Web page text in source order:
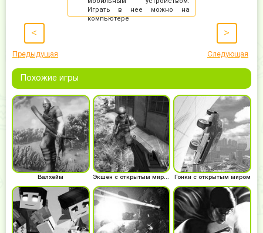
<
Предыдущая
>
Следующая
Похожие игры
Валхейм Экшен с открытым миром Гонки с открытым миром